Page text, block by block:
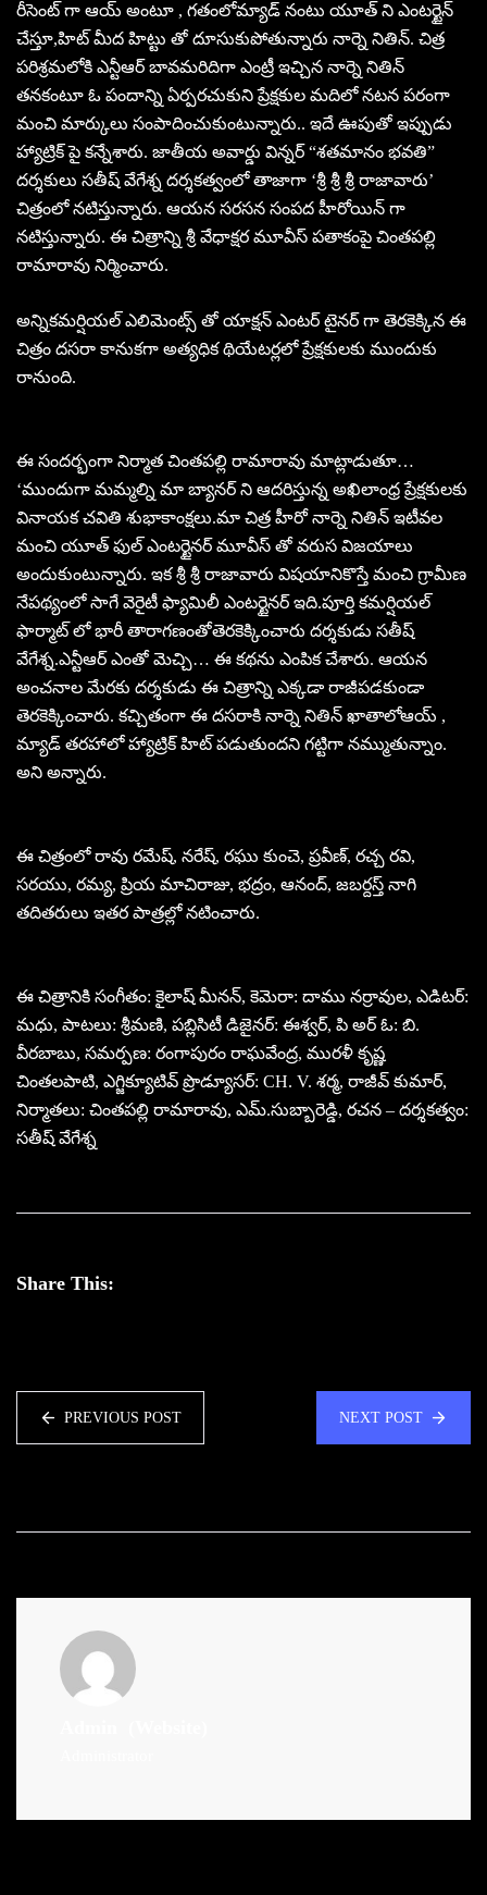
రీసెంట్ గా ఆయ్ అంటూ , గతంలోమ్యాడ్ నంటు యూత్ ని ఎంటర్టైన్
చేస్తూ,హిట్ మీద హిట్టు తో దూసుకుపోతున్నారు నార్నె నితిన్. చిత్ర
పరిశ్రమలోకి ఎన్టీఆర్ బావమరిదిగా ఎంట్రీ ఇచ్చిన నార్నె నితిన్
తనకంటూ ఓ పందాన్ని ఏర్పరచుకుని ప్రేక్షకుల మదిలో నటన పరంగా
మంచి మార్కులు సంపాదించుకుంటున్నారు.. ఇదే ఊపుతో ఇప్పుడు
హ్యాట్రిక్ పై కన్నేశారు. జాతీయ అవార్డు విన్నర్ “శతమానం భవతి”
దర్శకులు సతీష్ వేగేశ్న దర్శకత్వంలో తాజాగా ‘శ్రీ శ్రీ శ్రీ రాజావారు’
చిత్రంలో నటిస్తున్నారు. ఆయన సరసన సంపద హీరోయిన్ గా
నటిస్తున్నారు. ఈ చిత్రాన్ని శ్రీ వేధాక్షర మూవీస్ పతాకంపై చింతపల్లి
రామారావు నిర్మించారు.
అన్నికమర్షియల్ ఎలిమెంట్స్ తో యాక్షన్ ఎంటర్ టైనర్ గా తెరకెక్కిన ఈ
చిత్రం దసరా కానుకగా అత్యధిక థియేటర్లలో ప్రేక్షకులకు ముందుకు
రానుంది.
ఈ సందర్భంగా నిర్మాత చింతపల్లి రామారావు మాట్లాడుతూ…
‘ముందుగా మమ్మల్ని మా బ్యానర్ ని ఆదరిస్తున్న అఖిలాంధ్ర ప్రేక్షకులకు
వినాయక చవితి శుభాకాంక్షలు.మా చిత్ర హీరో నార్నె నితిన్ ఇటీవల
మంచి యూత్ ఫుల్ ఎంటర్టైనర్ మూవీస్ తో వరుస విజయాలు
అందుకుంటున్నారు. ఇక శ్రీ శ్రీ రాజావారు విషయానికొస్తే మంచి గ్రామీణ
నేపథ్యంలో సాగే వెరైటీ ఫ్యామిలీ ఎంటర్టైనర్ ఇది.పూర్తి కమర్షియల్
ఫార్మాట్ లో భారీ తారాగణంతోతెరకెక్కించారు దర్శకుడు సతీష్
వేగేశ్న.ఎన్టీఆర్ ఎంతో మెచ్చి… ఈ కథను ఎంపిక చేశారు. ఆయన
అంచనాల మేరకు దర్శకుడు ఈ చిత్రాన్ని ఎక్కడా రాజీపడకుండా
తెరకెక్కించారు. కచ్చితంగా ఈ దసరాకి నార్నె నితిన్ ఖాతాలోఆయ్ ,
మ్యాడ్ తరహాలో హ్యాట్రిక్ హిట్ పడుతుందని గట్టిగా నమ్ముతున్నాం.
అని అన్నారు.
ఈ చిత్రంలో రావు రమేష్, నరేష్, రఘు కుంచె, ప్రవీణ్, రచ్చ రవి,
సరయు, రమ్య, ప్రియ మాచిరాజు, భద్రం, ఆనంద్, జబర్దస్త్ నాగి
తదితరులు ఇతర పాత్రల్లో నటించారు.
ఈ చిత్రానికి సంగీతం: కైలాష్ మీనన్, కెమెరా: దాము నర్రావుల, ఎడిటర్:
మధు, పాటలు: శ్రీమణి, పబ్లిసిటీ డిజైనర్: ఈశ్వర్, పి అర్ ఓ: బి.
వీరబాబు, సమర్పణ: రంగాపురం రాఘవేంద్ర, మురళీ కృష్ణ
చింతలపాటి, ఎగ్జిక్యూటివ్ ప్రొడ్యూసర్: CH. V. శర్మ, రాజీవ్ కుమార్,
నిర్మాతలు: చింతపల్లి రామారావు, ఎమ్.సుబ్బారెడ్డి, రచన – దర్శకత్వం:
సతీష్ వేగేశ్న
Share This:
PREVIOUS POST NEXT POST